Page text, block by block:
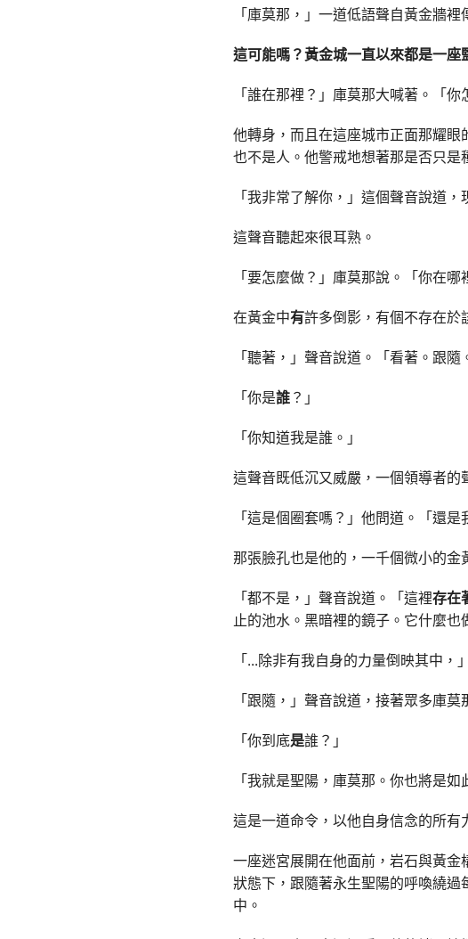
「庫莫那，」一道低語聲自黃金牆
這可能嗎？黃金城一直以來都是一座
「誰在那裡？」庫莫那大喊著。「你
他轉身，而且在這座城市正面那耀
也不是人。他警戒地想著那是否只是
「我非常了解你，」這個聲音說道
這聲音聽起來很耳熟。
「要怎麼做？」庫莫那說。「你在哪
在黃金中有許多倒影，有個不存在於
「聽著，」聲音說道。「看著。跟隨
「你是誰？」
「你知道我是誰。」
這聲音既低沉又威嚴，一個領導者的
「這是個圈套嗎？」他問道。「還是
那張臉孔也是他的，一千個微小的金
「都不是，」聲音說道。「這裡存在
止的池水。黑暗裡的鏡子。它什麼也
「...除非有我自身的力量倒映其中，
「跟隨，」聲音說道，接著眾多庫
「你到底是誰？」
「我就是聖陽，庫莫那。你也將是如
這是一道命令，以他自身信念的所有
一座迷宮展開在他面前，岩石與黃
狀態下，跟隨著永生聖陽的呼喚繞
中。